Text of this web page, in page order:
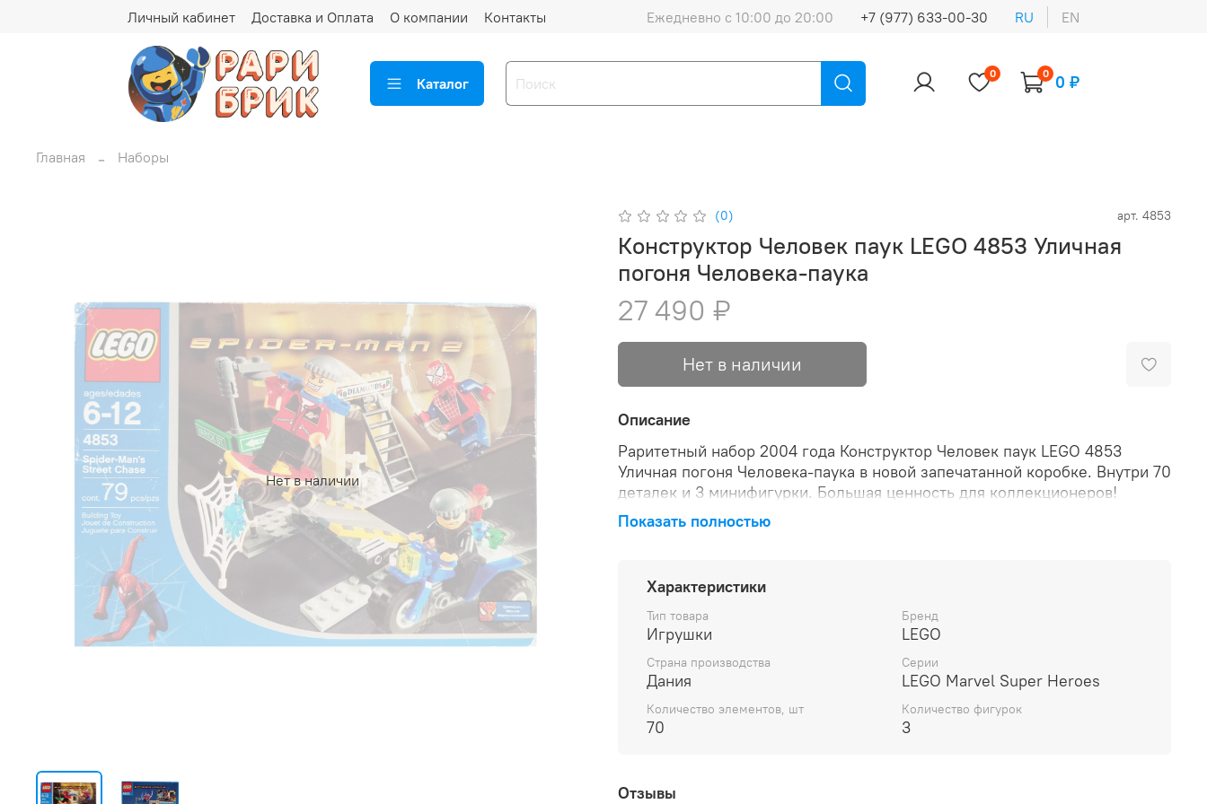
Личный кабинет Доставка и Оплата О компании Контакты Ежедневно с 10:00 до 20:00 +7 (977) 633-00-30 RU EN
Каталог
0 0 0 ₽
Главная Наборы
Нет в наличии
(0) арт. 4853
Конструктор Человек паук LEGO 4853 Уличная
погоня Человека-паука
27 490 ₽
Нет в наличии
Описание
Раритетный набор 2004 года Конструктор Человек паук LEGO 4853
Уличная погоня Человека-паука в новой запечатанной коробке. Внутри 70
деталек и 3 минифигурки. Большая ценность для коллекционеров!
Состояние коробки: 9/10.
Показать полностью
Характеристики
Тип товара
Игрушки
Бренд
LEGO
Страна производства
Дания
Серии
LEGO Marvel Super Heroes
Количество элементов, шт
70
Количество фигурок
3
Отзывы